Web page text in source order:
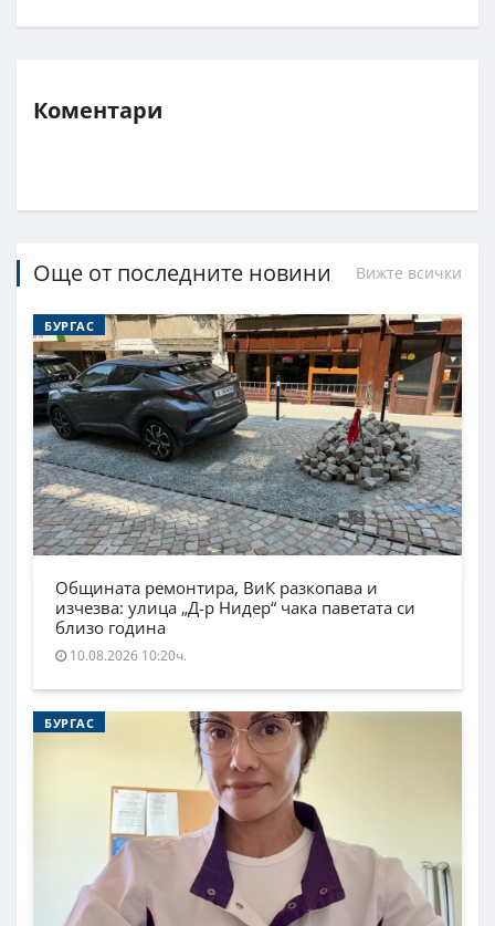
Коментари
Още от последните новини Вижте всички
БУРГАС
Общината ремонтира, ВиК разкопава и
изчезва: улица „Д-р Нидер“ чака паветата си
близо година
10.08.2026 10:20ч.
БУРГАС